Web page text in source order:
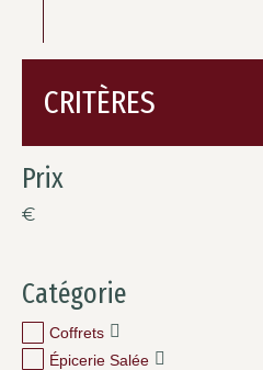
CRITÈRES
Prix
€
Catégorie
Coffrets
Épicerie Salée